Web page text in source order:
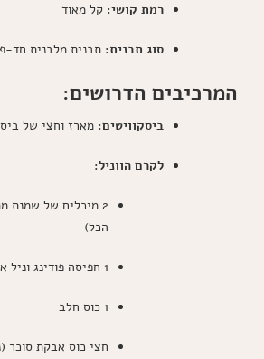
רמת קושי: קל מאוד
סוג תבנית: תבנית מלבנית חד-
המרכיבים הדרושים:
ביסקוויטים: מארז וחצי של
לקרם הווניל:
הכל)
1 חפיסה פודינג וניל אינסטנט
1 כוס חלב
חצי כוס אבקת סוכר